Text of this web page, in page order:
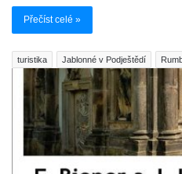
Přečíst celé »
turistika Jablonné v Podještědí